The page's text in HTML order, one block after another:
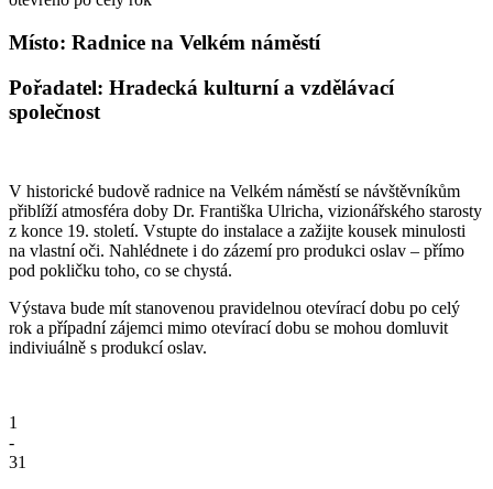
Místo: Radnice na Velkém náměstí
Pořadatel: Hradecká kulturní a vzdělávací
společnost
V historické budově radnice na Velkém náměstí se návštěvníkům
přiblíží atmosféra doby Dr. Františka Ulricha, vizionářského starosty
z konce 19. století. Vstupte do instalace a zažijte kousek minulosti
na vlastní oči. Nahlédnete i do zázemí pro produkci oslav – přímo
pod pokličku toho, co se chystá.
Výstava bude mít stanovenou pravidelnou otevírací dobu po celý
rok a případní zájemci mimo otevírací dobu se mohou domluvit
indiviuálně s produkcí oslav.
1
-
31